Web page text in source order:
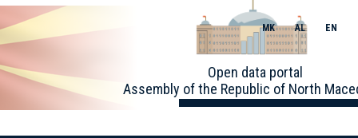
Open data portal
Assembly of the Republic of North
MK AL EN